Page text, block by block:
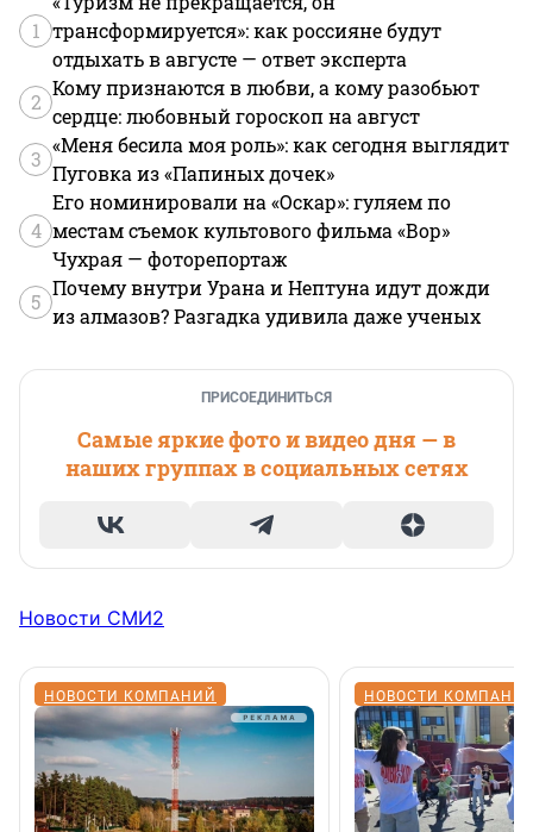
1 трансформируется»: как россияне будут
отдыхать в августе — ответ эксперта
2
Кому признаются в любви, а кому разобьют
сердце: любовный гороскоп на август
3
«Меня бесила моя роль»: как сегодня выглядит
Пуговка из «Папиных дочек»
4
Его номинировали на «Оскар»: гуляем по
местам съемок культового фильма «Вор»
Чухрая — фоторепортаж
5
Почему внутри Урана и Нептуна идут дожди
из алмазов? Разгадка удивила даже ученых
ПРИСОЕДИНИТЬСЯ
Самые яркие фото и видео дня — в
наших группах в социальных сетях
Новости СМИ2
НОВОСТИ КОМПАНИЙ НОВОСТИ